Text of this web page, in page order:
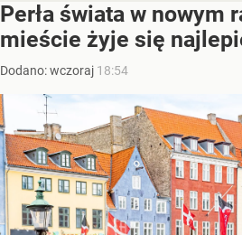
Perła świata w nowym
mieście żyje się
Dodano:wczoraj 18:54